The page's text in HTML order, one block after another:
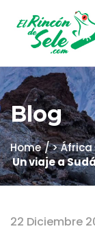
Blog
Home
> África
Un viaje a
22 Diciembre